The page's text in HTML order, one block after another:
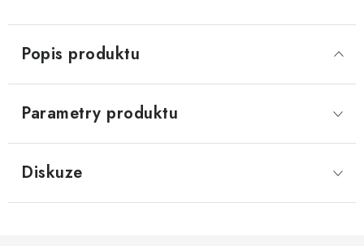
Popis produktu
Parametry produktu
Diskuze